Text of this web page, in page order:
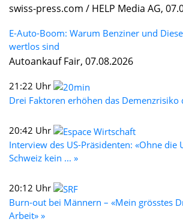
swiss-press.com / HELP Media AG,
E-Auto-Boom: Warum Benziner und
wertlos sind
Autoankauf Fair, 07.08.2026
21:22 Uhr
Drei Faktoren erhöhen das Demenzrisiko
20:42 Uhr
Interview des US-Präsidenten: «Ohne die
Schweiz kein ... »
20:12 Uhr
Burn-out bei Männern – «Mein grösstes
Arbeit» »